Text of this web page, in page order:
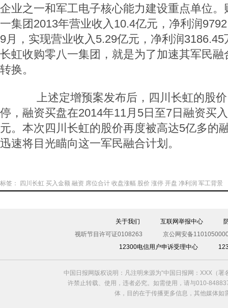
企业之一和军工电子核心能力建设重点单位
一集团2013年营业收入10.4亿元，净利润
9月，实现营业收入5.29亿元，净利润
长虹收购零八一集团，就是为了加速其军民
转换。
上述定增预案发布后，四川长虹的股价
停，融资买盘在2014年11月5日至7日融资买
元。本次四川长虹的股价再度被高达5亿多的
迅速将目光瞄向这一军民融合计划。
标签： 四川长虹 买入金额 融资 席位合计 收盘涨幅 股价 涨停 开盘 净利润 军工背景
关于我们 互联网举报中心
视听节目许可证0108263
京公网安备
12300电信用户申诉受理中心
中国日报网版权说明：凡注明来源为“中国日报网：XXX（
许禁止转载、使用，违者必究。如需使用，请与010-
体，目的在于传播更多信息，其他媒体